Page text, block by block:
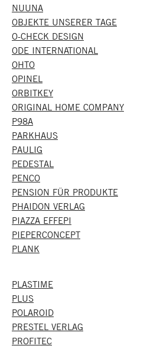
NUUNA
OBJEKTE UNSERER TAGE
O-CHECK DESIGN
ODE INTERNATIONAL
OHTO
OPINEL
ORBITKEY
ORIGINAL HOME COMPANY
P98A
PARKHAUS
PAULIG
PEDESTAL
PENCO
PENSION FÜR PRODUKTE
PHAIDON VERLAG
PIAZZA EFFEPI
PIEPERCONCEPT
PLANK
PLASTIME
PLUS
POLAROID
PRESTEL VERLAG
PROFITEC